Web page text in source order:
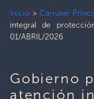
Inicio > Carrusel
integral de
01/ABRIL/2026
Gobierno
atención